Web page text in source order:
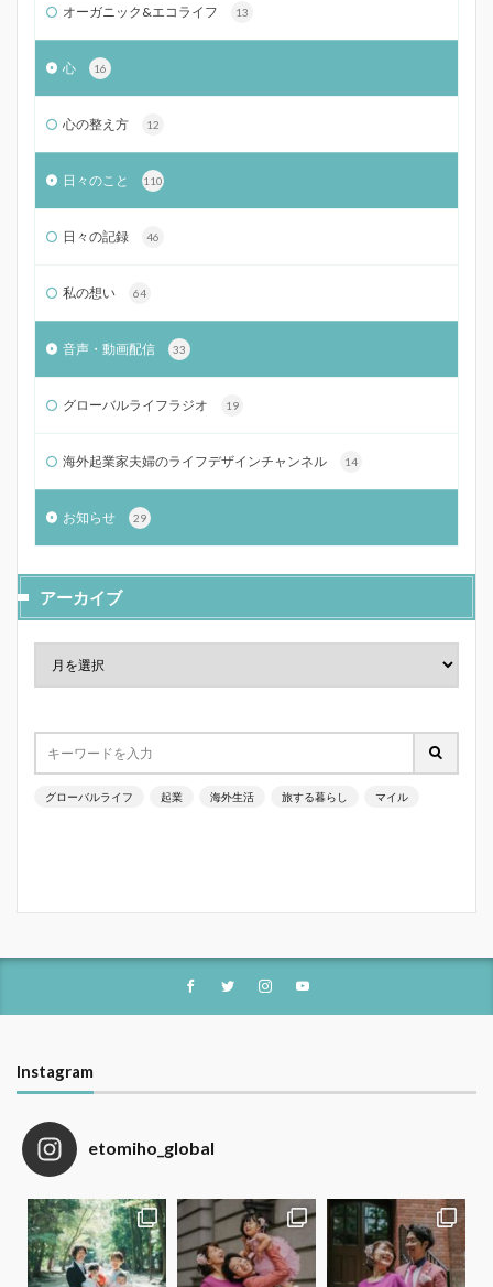
オーガニック&エコライフ 13
心 16
心の整え方 12
日々のこと 110
日々の記録 46
私の想い 64
音声・動画配信 33
グローバルライフラジオ 19
海外起業家夫婦のライフデザインチャンネル 14
お知らせ 29
アーカイブ
グローバルライフ 起業 海外生活 旅する暮らし マイル
Instagram
etomiho_global